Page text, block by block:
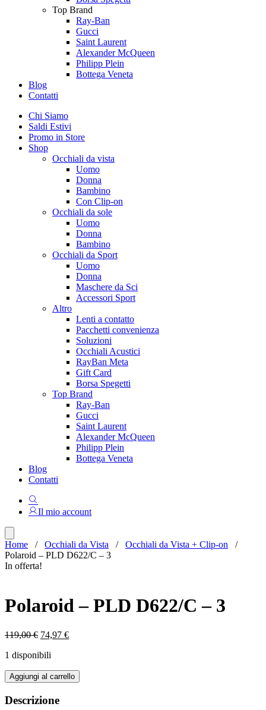
Top Brand
Ray-Ban
Gucci
Saint Laurent
Alexander McQueen
Philipp Plein
Bottega Veneta
Blog
Contatti
Chi Siamo
Saldi Estivi
Promo in Store
Shop
Occhiali da vista
Uomo
Donna
Bambino
Con Clip-on
Occhiali da sole
Uomo
Donna
Bambino
Occhiali da Sport
Uomo
Donna
Maschere da Sci
Accessori Sport
Altro
Lenti a contatto
Pacchetti convenienza
Soluzioni
Occhiali Acustici
RayBan Meta
Gift Card
Borsa Spegetti
Top Brand
Ray-Ban
Gucci
Saint Laurent
Alexander McQueen
Philipp Plein
Bottega Veneta
Blog
Contatti
Il mio account
Home / Occhiali da Vista / Occhiali da Vista + Clip-on /
Polaroid – PLD D622/C – 3
In offerta!
Polaroid – PLD D622/C – 3
119,00€ Il
originale
119,00 €.
74,97 €Il
74,97 €.
1 disponibili
Polaroid
-
PLD
D622/C
Aggiungi al carrello
Descrizione